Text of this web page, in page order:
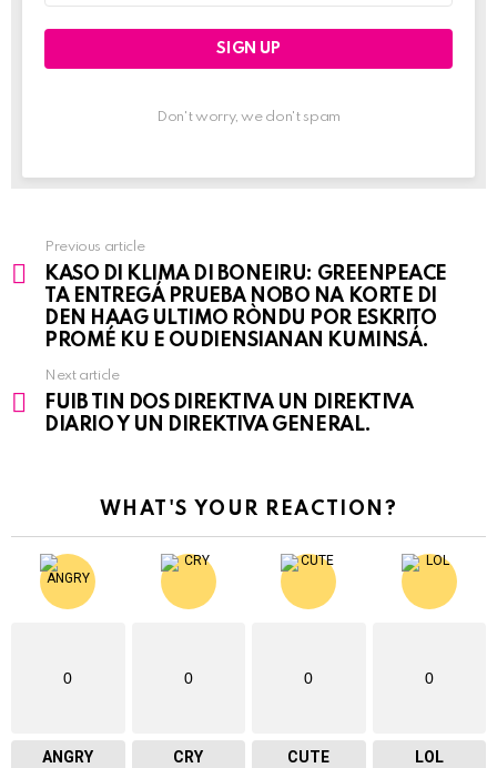
Don't worry, we don't spam
See
more
Previous article
KASO DI KLIMA DI BONEIRU: GREENPEACE
TA ENTREGÁ PRUEBA NOBO NA KORTE DI
DEN HAAG ULTIMO RÒNDU POR ESKRITO
PROMÉ KU E OUDIENSIANAN KUMINSÁ.
Next article
FUIB TIN DOS DIREKTIVA UN DIREKTIVA
DIARIO Y UN DIREKTIVA GENERAL.
WHAT'S YOUR REACTION?
0
ANGRY
0
CRY
0
CUTE
0
LOL